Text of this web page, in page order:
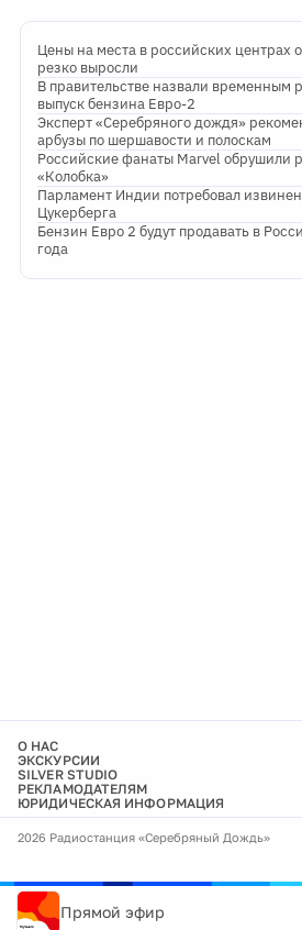
Цены на места в российских центрах
резко выросли
В правительстве назвали временным
выпуск бензина Евро-2
Эксперт «Серебряного дождя»
арбузы по шершавости и полоскам
Российские фанаты Marvel обрушили
«Колобка»
Парламент Индии потребовал
Цукерберга
Бензин Евро 2 будут продавать в
года
О НАС
ЭКСКУРСИИ
SILVER STUDIO
РЕКЛАМОДАТЕЛЯМ
ЮРИДИЧЕСКАЯ ИНФОРМАЦИЯ
2026 Радиостанция «Серебряный Дождь»
Прямой эфир